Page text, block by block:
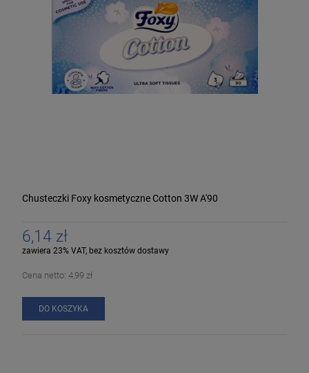
Chusteczki Foxy kosmetyczne Cotton 3W A'90
6,14 zł
zawiera 23% VAT, bez kosztów dostawy
Cena netto: 4,99 zł
DO KOSZYKA